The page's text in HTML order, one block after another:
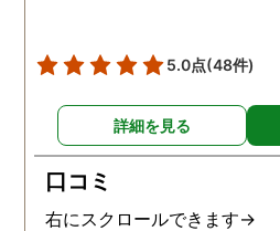
と会い、そのまま夜まで過
間もラブホテルの利用もし
たようで、たった一日で不
倫の証拠を揃えることがで
きました。
5.0点(48件)
詳細を見る
口コミ
右にスクロールできます→